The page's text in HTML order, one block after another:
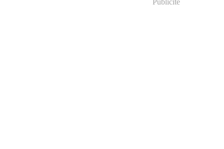
Publicité